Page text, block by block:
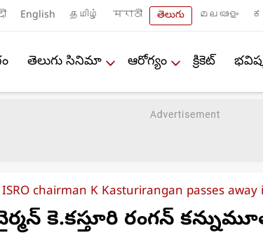
English தமிழ் मराठी తెలుగు മലയാളം
తెలుగు సినిమా ఆరోగ్యం క్రికెట్
chairman K Kasturirangan passes
కె.కస్తూరి రంగన్